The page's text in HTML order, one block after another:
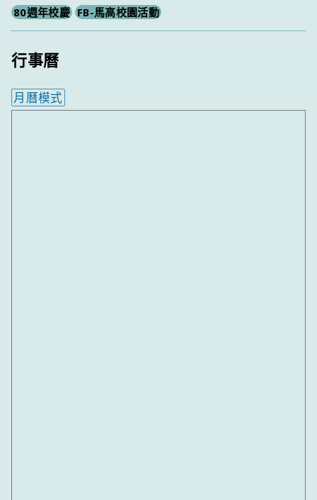
80週年校慶 FB-馬高校園活動
行事曆
月曆模式